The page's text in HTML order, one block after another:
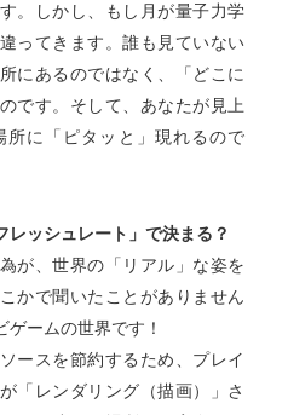
。しかし、もし月が量子力学
ってきます。誰も見ていない
にあるのではなく、「どこに
です。そして、あなたが見上
所に「ピタッと」現れるので
ッシュレート」で決まる？
が、世界の「リアル」な姿を
かで聞いたことがありません
ームの世界です！
ースを節約するため、プレイ
「レンダリング（描画）」さ